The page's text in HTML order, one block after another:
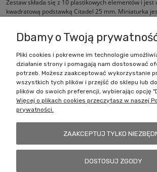
Zestaw składa się z 10 plastikowych elementów i jest
kwadratową podstawką Citadel 25 mm. Miniaturka
Zakupy
Pomoc
Dbamy o Twoją
Pliki cookies i pokrewne im technologie
działanie strony i pomagają nam dostosować
potrzeb. Możesz zaakceptować wykorzystanie
wszystkich tych plików i przejść do sklepu lub
plików do swoich preferencji, wybierając opcję
Więcej o plikach cookies przeczytasz w naszej
prywatności.
ZAAKCEPTUJ TYLKO
DOSTOSUJ ZGODY